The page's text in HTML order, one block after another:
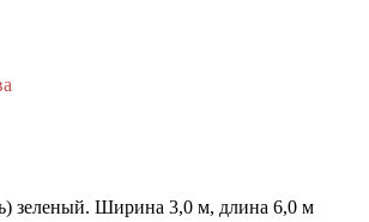
зеленый. Ширина 3,0 м, длина 6,0 м